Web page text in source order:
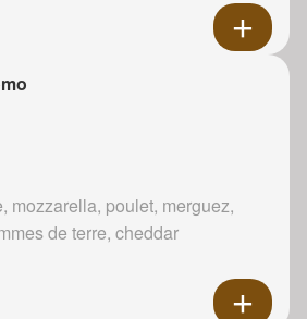
mozzarella, poulet, merguez,
de terre, cheddar